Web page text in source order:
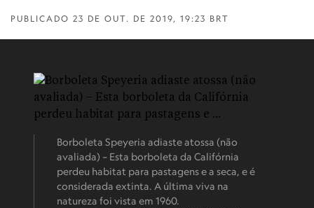
PUBLICADO 23 DE OUT. DE 2019, 19:23 BRT
Borboleta Speyeria adiaste atossa (não
avaliada) – Esta borboleta da Califórnia
perdeu habitat para pastagens e a seca, e é
considerada extinta. A última viva na
natureza foi vista em 1960.